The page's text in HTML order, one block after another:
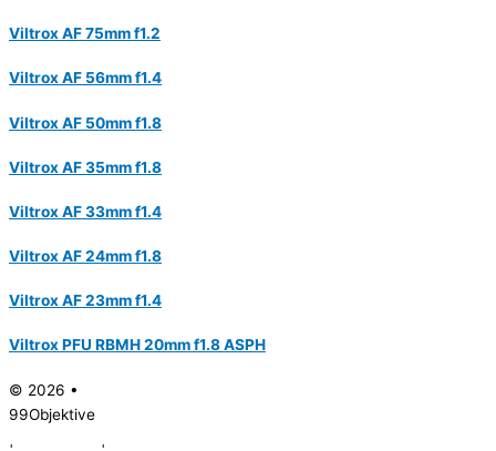
Viltrox AF 75mm f1.2
Viltrox AF 56mm f1.4
Viltrox AF 50mm f1.8
Viltrox AF 35mm f1.8
Viltrox AF 33mm f1.4
Viltrox AF 24mm f1.8
Viltrox AF 23mm f1.4
Viltrox PFU RBMH 20mm f1.8 ASPH
© 2026 •
99Objektive